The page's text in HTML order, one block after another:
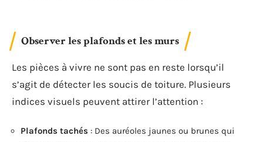
Observer les plafonds et les murs
Les pièces à vivre ne sont pas en reste lorsqu’il
s’agit de détecter les soucis de toiture. Plusieurs
indices visuels peuvent attirer l’attention :
Plafonds tachés : Des auréoles jaunes ou brunes qui